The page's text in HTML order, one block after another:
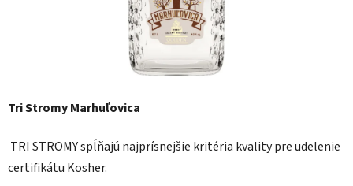
Tri Stromy Marhuľovica
TRI STROMY spĺňajú najprísnejšie kritéria kvality pre udelenie
certifikátu Kosher.